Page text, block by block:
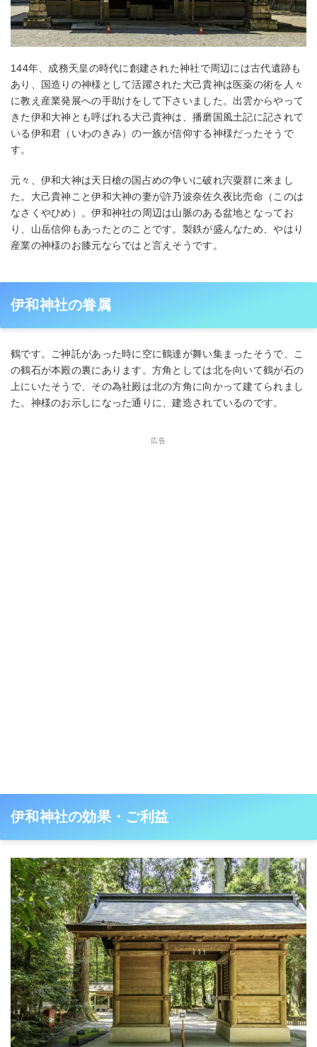
144年、成務天皇の時代に創建された神社で周辺には古代遺跡も
あり、国造りの神様として活躍された大己貴神は医薬の術を人々
に教え産業発展への手助けをして下さいました。出雲からやって
きた伊和大神とも呼ばれる大己貴神は、播磨国風土記に記されて
いる伊和君（いわのきみ）の一族が信仰する神様だったそうで
す。
元々、伊和大神は天日槍の国占めの争いに破れ宍粟群に来まし
た。大己貴神こと伊和大神の妻が許乃波奈佐久夜比売命（このは
なさくやひめ）。伊和神社の周辺は山脈のある盆地となってお
り、山岳信仰もあったとのことです。製鉄が盛んなため、やはり
産業の神様のお膝元ならではと言えそうです。
伊和神社の眷属
鶴です。ご神託があった時に空に鶴達が舞い集まったそうで、こ
の鶴石が本殿の裏にあります。方角としては北を向いて鶴が石の
上にいたそうで、その為社殿は北の方角に向かって建てられまし
た。神様のお示しになった通りに、建造されているのです。
広告
伊和神社の効果・ご利益